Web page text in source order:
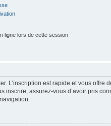
ligne lors de cette session
L’inscription est rapide et vous
inscrire, assurez-vous d’avoir pris